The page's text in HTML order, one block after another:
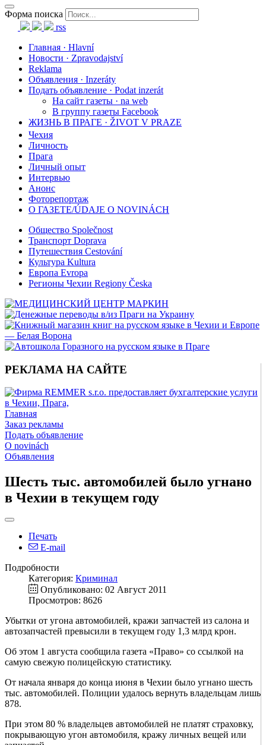
Форма поиска
rss
Главная · Hlavní
Новости · Zpravodajství
Reklama
Объявления · Inzeráty
Подать объявление · Podat inzerát
На сайт газеты · na web
В группу газеты Facebook
ЖИЗНЬ В ПРАГЕ · ŽIVOT V PRAZE
Чехия
Личность
Прага
Личный опыт
Интервью
Анонс
Фоторепортаж
О ГАЗЕТЕ/ÚDAJE O NOVINÁCH
Общество Společnost
Транспорт Doprava
Путешествия Cestování
Культура Kultura
Европа Evropa
Регионы Чехии Regiony Česka
РЕКЛАМА НА САЙТЕ
Главная
Заказ рекламы
Подать объявление
O novinách
Объявления
Шесть тыс. автомобилей было угнано
в Чехии в текущем году
Печать
E-mail
Подробности
Категория: Криминал
Опубликовано: 02 Август 2011
Просмотров: 8626
Убытки от угона автомобилей, кражи запчастей из салона и
автозапчастей превысили в текущем году 1,3 млрд крон.
Об этом 1 августа сообщила газета «Право» со ссылкой на
самую свежую полицейскую статистику.
От начала января до конца июня в Чехии было угнано шесть
тыс. автомобилей. Полиции удалось вернуть владельцам лишь
878.
При этом 80 % владельцев автомобилей не платят страховку,
покрывающую угон автомобиля, кражу личных вещей или